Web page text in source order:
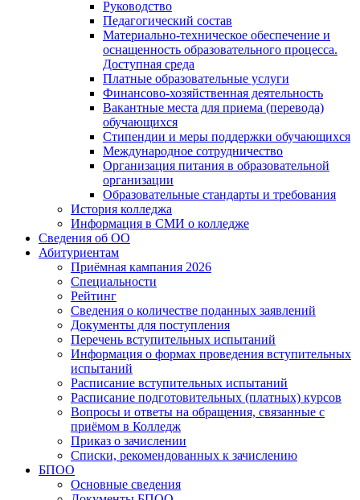
Руководство
Педагогический состав
Материально-техническое обеспечение и
оснащенность образовательного процесса.
Доступная среда
Платные образовательные услуги
Финансово-хозяйственная деятельность
Вакантные места для приема (перевода)
обучающихся
Стипендии и меры поддержки обучающихся
Международное сотрудничество
Организация питания в образовательной
организации
Образовательные стандарты и требования
История колледжа
Информация в СМИ о колледже
Сведения об ОО
Абитуриентам
Приёмная кампания 2026
Специальности
Рейтинг
Сведения о количестве поданных заявлений
Документы для поступления
Перечень вступительных испытаний
Информация о формах проведения вступительных
испытаний
Расписание вступительных испытаний
Расписание подготовительных (платных) курсов
Вопросы и ответы на обращения, связанные с
приёмом в Колледж
Приказ о зачислении
Списки, рекомендованных к зачислению
БПОО
Основные сведения